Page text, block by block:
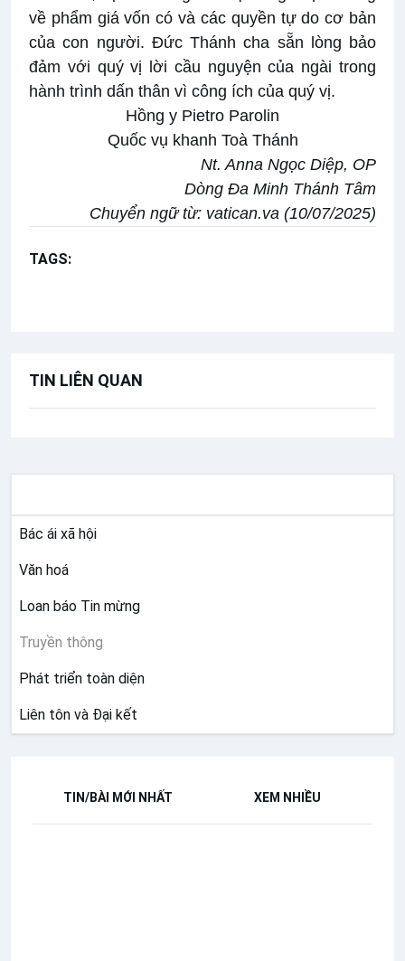
về phẩm giá vốn có và các quyền tự do cơ bản
của con người. Đức Thánh cha sẵn lòng bảo
đảm với quý vị lời cầu nguyện của ngài trong
hành trình dấn thân vì công ích của quý vị.
Hồng y Pietro Parolin
Quốc vụ khanh Toà Thánh
Nt. Anna Ngọc Diệp, OP
Dòng Đa Minh Thánh Tâm
Chuyển ngữ từ: vatican.va (10/07/2025)
TAGS:
TIN LIÊN QUAN
Bác ái xã hội
Văn hoá
Loan báo Tin mừng
Truyền thông
Phát triển toàn diện
Liên tôn và Đại kết
TIN/BÀI MỚI NHẤT XEM NHIỀU